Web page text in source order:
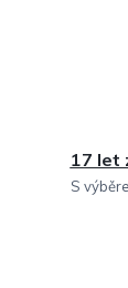
17 let
S